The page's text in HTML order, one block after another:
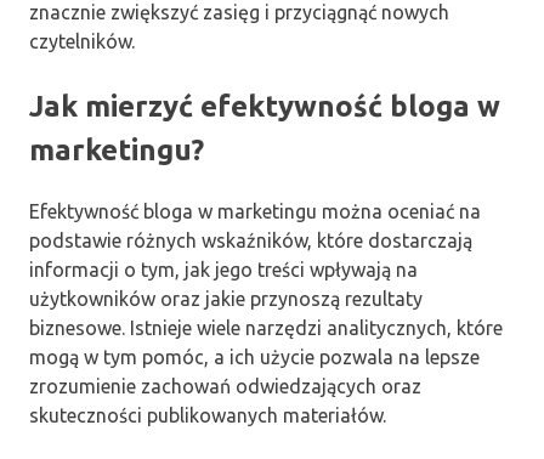
znacznie zwiększyć zasięg i przyciągnąć nowych
czytelników.
Jak mierzyć efektywność bloga w
marketingu?
Efektywność bloga w marketingu można oceniać na
podstawie różnych wskaźników, które dostarczają
informacji o tym, jak jego treści wpływają na
użytkowników oraz jakie przynoszą rezultaty
biznesowe. Istnieje wiele narzędzi analitycznych, które
mogą w tym pomóc, a ich użycie pozwala na lepsze
zrozumienie zachowań odwiedzających oraz
skuteczności publikowanych materiałów.